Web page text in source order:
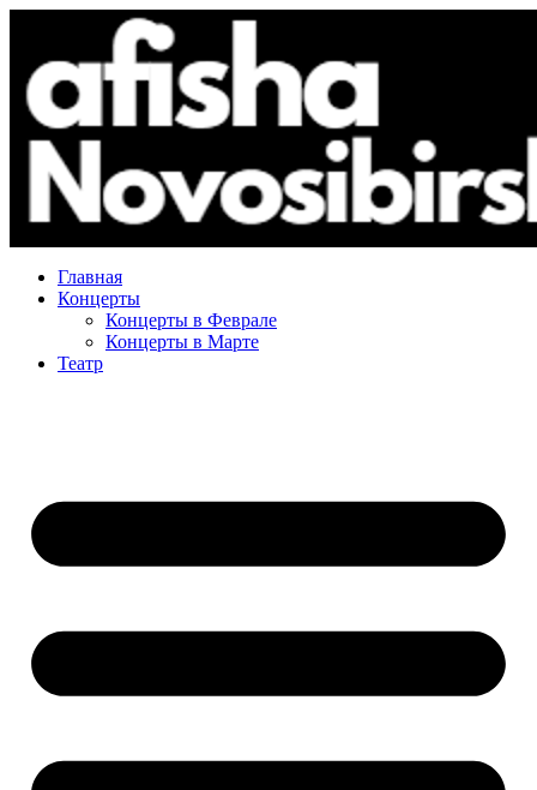
Главная
Концерты
Концерты в Феврале
Концерты в Марте
Театр